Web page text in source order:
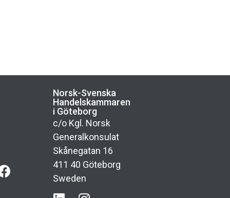
Norsk-Svenska
Handelskammaren
i Göteborg
c/o Kgl. Norsk
Generalkonsulat
Skånegatan 16
411 40 Göteborg
Sweden